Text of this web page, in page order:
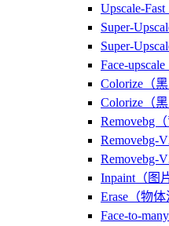
Upscale-
Super-
Super-
Face-
Colorize（
Colorize（
Removebg
Removebg-
Removebg-
Inpaint（图
Erase（物体
Face-to-